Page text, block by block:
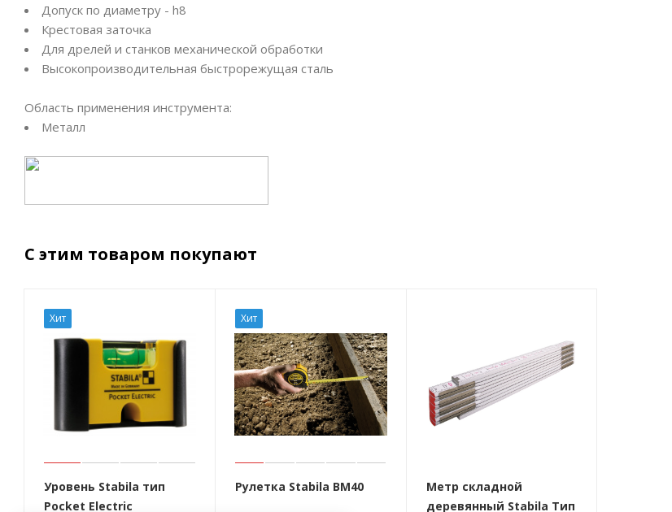
Допуск по диаметру - h8
Крестовая заточка
Для дрелей и станков механической обработки
Высокопроизводительная быстрорежущая сталь
Область применения инструмента:
Металл
С этим товаром покупают
Хит
Уровень Stabila тип
Pocket Electric
Хит
Рулетка Stabila BM40
Метр складной
деревянный Stabila Тип